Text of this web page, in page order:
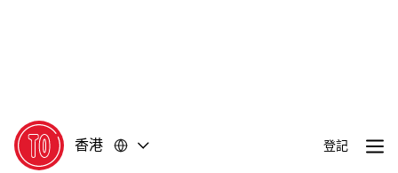
香港 登記